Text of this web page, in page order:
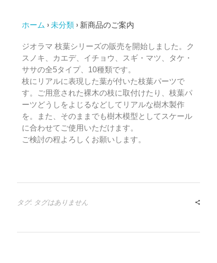
ホーム ›未分類 ›新商品のご案内
ジオラマ 枝葉シリーズの販売を開始しました。ク
スノキ、カエデ、イチョウ、スギ・マツ、タケ・
ササの全5タイプ、10種類です。
枝にリアルに表現した葉が付いた枝葉パーツで
す。ご用意された裸木の枝に取付けたり、枝葉パ
ーツどうしをよじるなどしてリアルな樹木製作
を。また、そのままでも樹木模型としてスケール
に合わせてご使用いただけます。
ご検討の程よろしくお願いします。
タグ: タグはありません